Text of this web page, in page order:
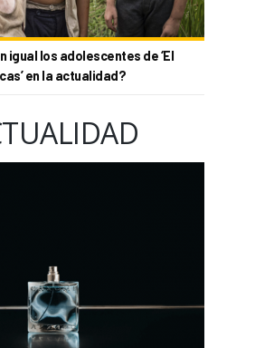
igual los adolescentes de ‘El
en la actualidad?